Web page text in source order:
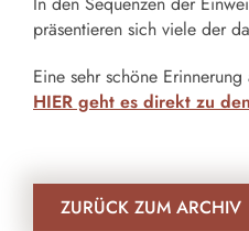
präsentieren sich viele der
Eine sehr schöne
HIER geht es direkt zu
ZURÜCK ZUM ARCHIV